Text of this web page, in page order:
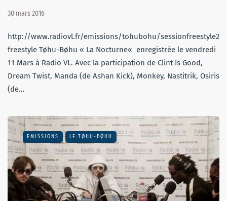
30 mars 2016
http://www.radiovl.fr/emissions/tohubohu/
freestyle Tøhu-Bøhu « La Nocturne« enregistrée le vendredi
11 Mars à Radio VL. Avec la participation de Clint Is Good,
Dream Twist, Manda (de Ashan Kick), Monkey, Nastitrik, Osiris
(de…
EMISSIONS LE TØHU-BØHU